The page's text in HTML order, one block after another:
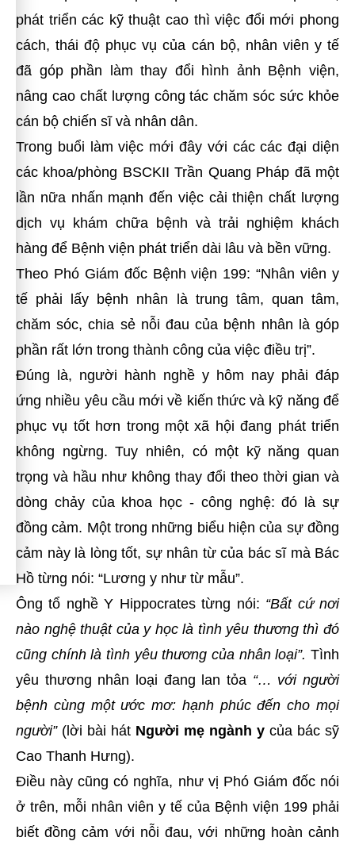
phát triển các kỹ thuật cao thì việc đổi mới phong
cách, thái độ phục vụ của cán bộ, nhân viên y tế
đã góp phần làm thay đổi hình ảnh Bệnh viện,
nâng cao chất lượng công tác chăm sóc sức khỏe
cán bộ chiến sĩ và nhân dân.
Trong buổi làm việc mới đây với các các đại diện
các khoa/phòng BSCKII Trần Quang Pháp đã một
lần nữa nhấn mạnh đến việc cải thiện chất lượng
dịch vụ khám chữa bệnh và trải nghiệm khách
hàng để Bệnh viện phát triển dài lâu và bền vững.
Theo Phó Giám đốc Bệnh viện 199: “Nhân viên y
tế phải lấy bệnh nhân là trung tâm, quan tâm,
chăm sóc, chia sẻ nỗi đau của bệnh nhân là góp
phần rất lớn trong thành công của việc điều trị”.
Đúng là, người hành nghề y hôm nay phải đáp
ứng nhiều yêu cầu mới về kiến thức và kỹ năng để
phục vụ tốt hơn trong một xã hội đang phát triển
không ngừng. Tuy nhiên, có một kỹ năng quan
trọng và hầu như không thay đổi theo thời gian và
dòng chảy của khoa học - công nghệ: đó là sự
đồng cảm. Một trong những biểu hiện của sự đồng
cảm này là lòng tốt, sự nhân từ của bác sĩ mà Bác
Hồ từng nói: “Lương y như từ mẫu”.
Ông tổ nghề Y Hippocrates từng nói: “Bất cứ nơi
nào nghệ thuật của y học là tình yêu thương thì đó
cũng chính là tình yêu thương của nhân loại”. Tình
yêu thương nhân loại đang lan tỏa “… với người
bệnh cùng một ước mơ: hạnh phúc đến cho mọi
người”(lời bài hát Người mẹ ngành y của bác sỹ
Cao Thanh Hưng).
Điều này cũng có nghĩa, như vị Phó Giám đốc nói
ở trên, mỗi nhân viên y tế của Bệnh viện 199 phải
biết đồng cảm với nỗi đau, với những hoàn cảnh